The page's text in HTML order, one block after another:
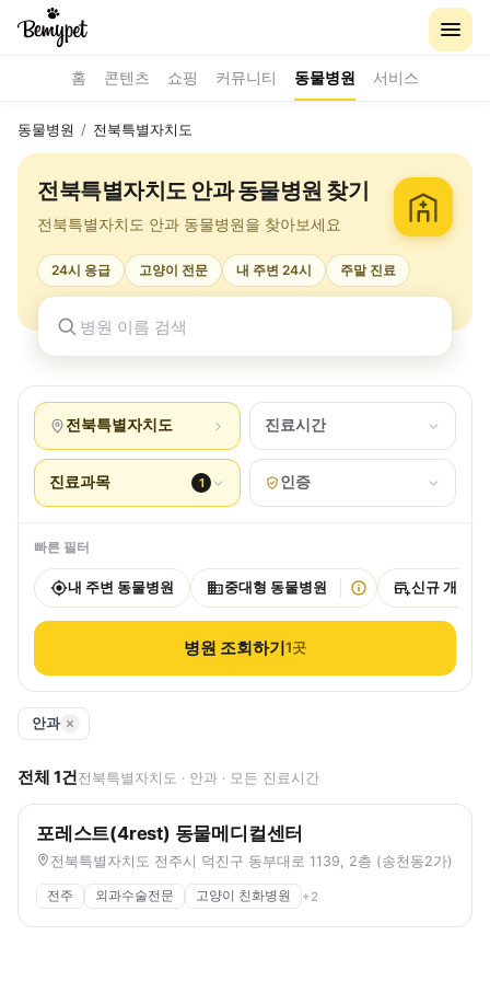
홈 콘텐츠 쇼핑 커뮤니티 동물병원 서비스
동물병원 / 전북특별자치도
전북특별자치도 안과 동물병원 찾기
전북특별자치도 안과 동물병원을 찾아보세요
24시 응급 고양이 전문 내 주변 24시 주말 진료
전북특별자치도 진료시간
진료과목 1 인증
빠른 필터
내 주변 동물병원 중대형 동물병원 신규 개원
병원 조회하기1곳
안과
전체 1건전북특별자치도 · 안과 · 모든 진료시간
포레스트(4rest) 동물메디컬센터
전북특별자치도 전주시 덕진구 동부대로 1139, 2층 (송천동2가)
전주 외과수술전문 고양이 친화병원 +2